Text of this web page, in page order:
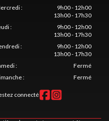
:
9h00 - 12h00
13h00 - 17h30
:
9h00 - 12h00
13h00 - 17h30
:
9h00 - 12h00
13h00 - 17h30
:
Fermé
: Fermé
connecté